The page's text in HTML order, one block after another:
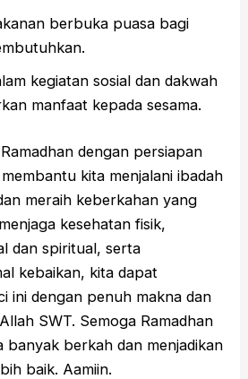
berbuka puasa bagi
kegiatan sosial dan dakwah
manfaat kepada sesama.
dengan persiapan
kita menjalani ibadah
meraih keberkahan yang
kesehatan fisik,
dan spiritual, serta
kebaikan, kita dapat
ini dengan penuh makna dan
SWT. Semoga Ramadhan
banyak berkah dan menjadikan
baik. Aamiin.